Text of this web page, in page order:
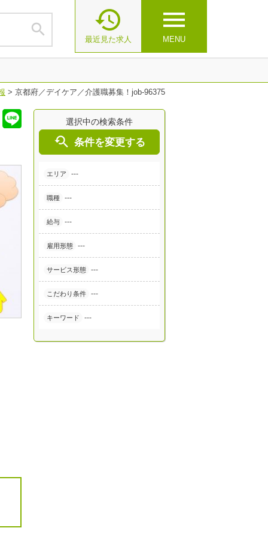
 menu
MENU

最近見た求人
> 京都府／デイケア／介護職募集！job-96375
選択中の検索条件
 条件を変更する
エリア ---
職種 ---
給与 ---
雇用形態 ---
サービス形態 ---
こだわり条件 ---
キーワード ---